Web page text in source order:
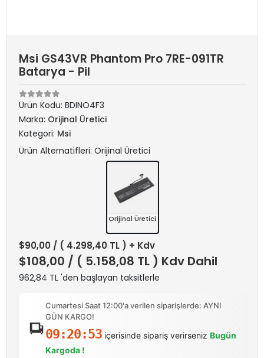
Msi GS43VR Phantom Pro 7RE-091TR
Batarya - Pil
Ürün Kodu: BDINO4F3
Marka: Orijinal Üretici
Kategori: Msi
Ürün Alternatifleri: Orijinal Üretici
Orijinal Üretici
$90,00 / ( 4.298,40 TL ) + Kdv
$108,00 / ( 5.158,08 TL ) Kdv Dahil
962,84 TL 'den başlayan taksitlerle
Cumartesi Saat 12:00'a verilen siparişlerde: AYNI
GÜN KARGO!
09:20:53içerisinde sipariş verirseniz Bugün
Kargoda !